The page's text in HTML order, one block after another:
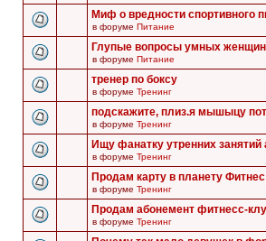
Миф о вредности спортивного
в форуме Питание
Глупые вопросы умных
в форуме Питание
тренер по боксу
в форуме Тренинг
подскажите, плиз.я мышыцу
в форуме Тренинг
Ищу фанатку утренних
в форуме Тренинг
Продам карту в планету
в форуме Тренинг
Продам абонемент фитнесс-
в форуме Тренинг